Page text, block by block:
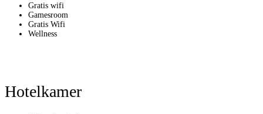
Gratis wifi
Gamesroom
Gratis Wifi
Wellness
Hotelkamer